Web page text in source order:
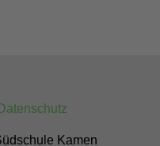
Datenschutz
Kamen